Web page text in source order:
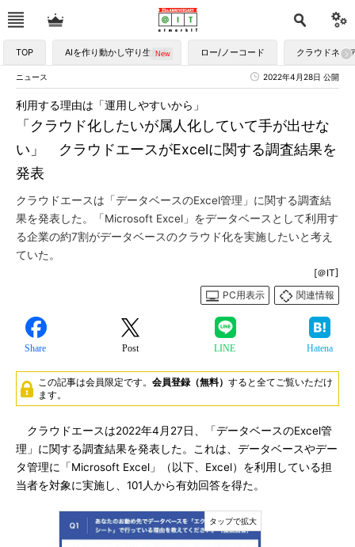
TOP AIを作り動かし守り生かす ロー/ノーコード クラウドネイ
ニュース 2022年4月28日 公開
「クラウド化したいが属人化していて手が出せな
い」 クラウドエースがExcelに関する調査結果を
発表
利用する理由は「運用しやすいから」
クラウドエースは「データベースのExcel管理」に関する調査結
果を発表した。「Microsoft Excel」をデータベースとして利用す
る企業の約7割がデータベースのクラウド化を実施したいと考え
ていた。
[＠IT]
PC用表示
関連情報
Share Post LINE Hatena
この記事は会員限定です。 会員登録（無料） すると全てご覧いただけ
ます。
クラウドエースは2022年4月27日、「データベースのExcel管
理」に関する調査結果を発表した。これは、データベースやデー
タ管理に「Microsoft Excel」（以下、Excel）を利用している担
当者を対象に実施し、101人から有効回答を得た。